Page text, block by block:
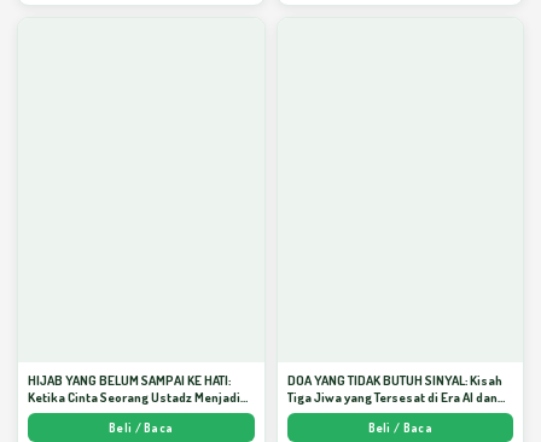
HIJAB YANG BELUM SAMPAI KE HATI:
Ketika Cinta Seorang Ustadz Menjadi
Cermin yang Paling Kejam - Arda
Beli / Baca
DOA YANG TIDAK BUTUH SINYAL: Kisah
Tiga Jiwa yang Tersesat di Era AI dan
Menemukan Jalan Pulang di Bulan
Ramadhan" - Arda Dinata
Beli / Baca